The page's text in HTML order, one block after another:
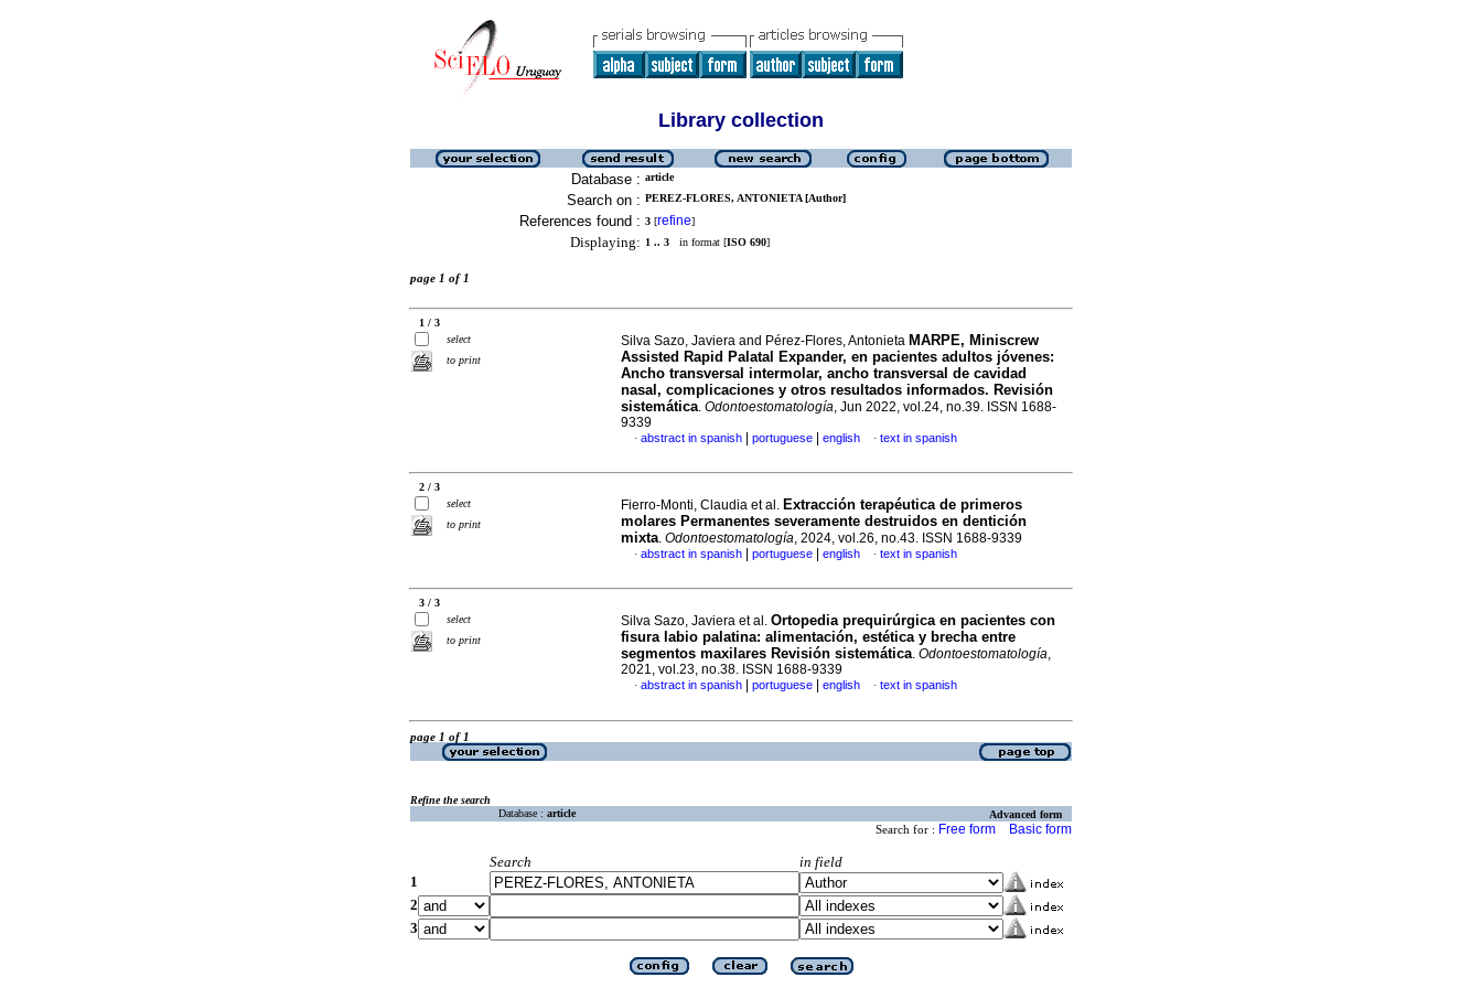
Library collection
Database : article
Search on : PEREZ-FLORES, ANTONIETA [Author]
References found : 3 [refine]
Displaying: 1 .. 3 in format [ISO 690]
page 1 of 1
1 / 3
select
to print
Silva Sazo, Javiera and Pérez-Flores, Antonieta MARPE, Miniscrew
Assisted Rapid Palatal Expander, en pacientes adultos jóvenes:
Ancho transversal intermolar, ancho transversal de cavidad
nasal, complicaciones y otros resultados informados. Revisión
sistemática. Odontoestomatología, Jun 2022, vol.24, no.39. ISSN 1688-
9339
· abstract in spanish portuguese english · text in spanish
2 / 3
select
to print
Fierro-Monti, Claudia et al. Extracción terapéutica de primeros
molares Permanentes severamente destruidos en dentición
mixta. Odontoestomatología, 2024, vol.26, no.43. ISSN 1688-9339
· abstract in spanish portuguese english · text in spanish
3 / 3
select
to print
Silva Sazo, Javiera et al. Ortopedia prequirúrgica en pacientes con
fisura labio palatina: alimentación, estética y brecha entre
segmentos maxilares Revisión sistemática. Odontoestomatología,
2021, vol.23, no.38. ISSN 1688-9339
· abstract in spanish portuguese english · text in spanish
page 1 of 1
Refine the search
Database : article Advanced form
Search for : Free form Basic form
Search
in field
1
2
3